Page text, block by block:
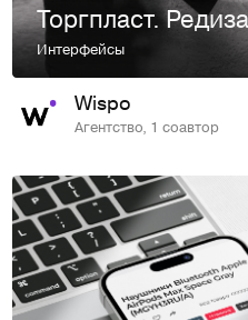
Интерфейсы
Wispo
Агентство, 1 соавтор